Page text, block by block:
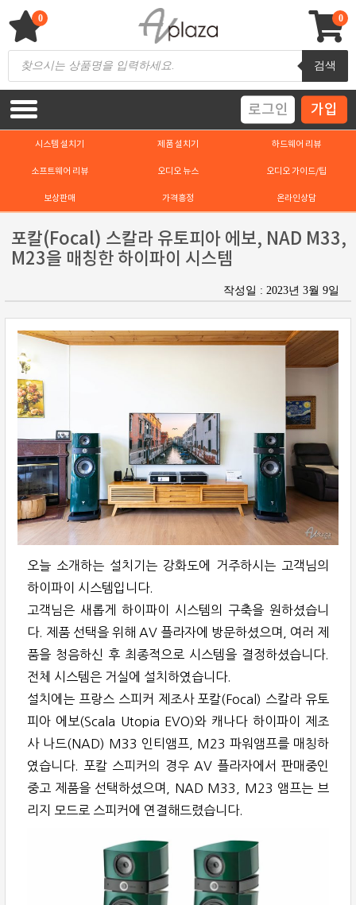
content
AV 플라자
하이파이 / 홈씨어터 전문 쇼핑몰
Products
search
검색
0
0
로그인 가입
시스템 설치기 제품 설치기 하드웨어 리뷰
소프트웨어 리뷰 오디오 뉴스 오디오 가이드/팁
보상판매 가격흥정 온라인상담
포칼(Focal) 스칼라 유토피아 에보, NAD M33,
M23을 매칭한 하이파이 시스템
작성일 : 2023년 3월 9일
오늘 소개하는 설치기는 강화도에 거주하시는 고객님의
하이파이 시스템입니다.
고객님은 새롭게 하이파이 시스템의 구축을 원하셨습니
다. 제품 선택을 위해 AV 플라자에 방문하셨으며, 여러 제
품을 청음하신 후 최종적으로 시스템을 결정하셨습니다.
전체 시스템은 거실에 설치하였습니다.
설치에는 프랑스 스피커 제조사 포칼(Focal) 스칼라 유토
피아 에보(Scala Utopia EVO)와 캐나다 하이파이 제조
사 나드(NAD) M33 인티앰프, M23 파워앰프를 매칭하
였습니다. 포칼 스피커의 경우 AV 플라자에서 판매중인
중고 제품을 선택하셨으며, NAD M33, M23 앰프는 브
리지 모드로 스피커에 연결해드렸습니다.